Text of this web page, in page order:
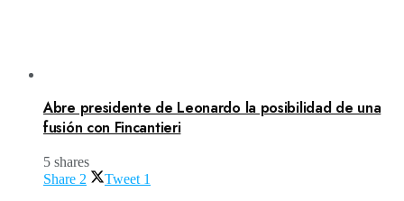
Abre presidente de Leonardo la posibilidad de una
fusión con Fincantieri
5 shares
Share 2 Tweet 1